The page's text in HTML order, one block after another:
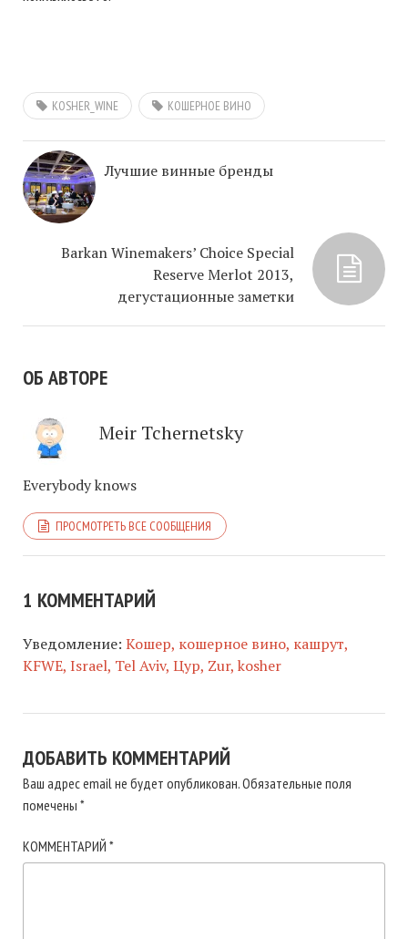
KOSHER_WINE КОШЕРНОЕ ВИНО
Лучшие винные бренды
Barkan Winemakers’ Choice Special
Reserve Merlot 2013,
дегустационные заметки
ОБ АВТОРЕ
Meir Tchernetsky
Everybody knows
ПРОСМОТРЕТЬ ВСЕ СООБЩЕНИЯ
1 КОММЕНТАРИЙ
Уведомление: Кошер, кошерное вино, кашрут,
KFWE, Israel, Tel Aviv, Цур, Zur, kosher
ДОБАВИТЬ КОММЕНТАРИЙ
Ваш адрес email не будет опубликован.Обязательные поля
помечены *
КОММЕНТАРИЙ *